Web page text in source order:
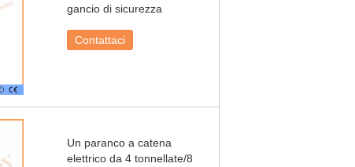
gancio di sicurezza
Contattaci
Un paranco a catena
elettrico da 4 tonnellate/8